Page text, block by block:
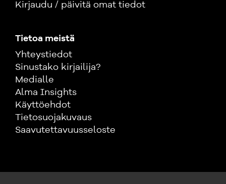
Kirjaudu / päivitä omat tiedot
Tietoa meistä
Yhteystiedot
Sinustako kirjailija?
Medialle
Alma Insights
Käyttöehdot
Tietosuojakuvaus
Saavutettavuusseloste